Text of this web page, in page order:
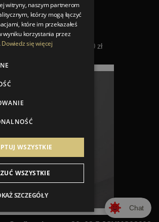
Rak Ceramika
Nowa cena 1 989,00 zł
2 652,00 zł
cena z 30 dni: 2 652,00 zł
Chat
witryny, naszym partnerom
którzy mogą łączyć
które im przekazałeś
wyniku korzystania przez
Dowiedz się więcej
WSZYSTKIE
WSZYSTKIE
SZCZEGÓŁY